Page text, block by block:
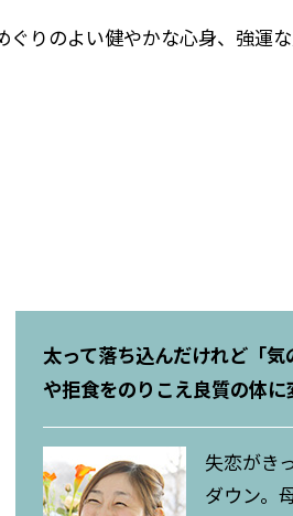
りのよい健やかな心身、強運
太って落ち込んだけれど「
や拒食をのりこえ良質の体に
失恋がき
ダウン。